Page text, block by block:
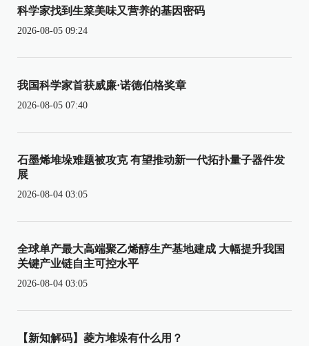
科学家找到生菜美味又营养的基因密码
2026-08-05 09:24
我国科学家首获威廉·诺德伯格奖章
2026-08-05 07:40
石墨烯堆垛难题被攻克 有望推动新一代拓扑量子器件发
展
2026-08-04 03:05
全球单产最大高端聚乙烯醇生产基地建成 大幅提升我国
关键产业链自主可控水平
2026-08-04 03:05
【新知解码】菱方堆垛有什么用？